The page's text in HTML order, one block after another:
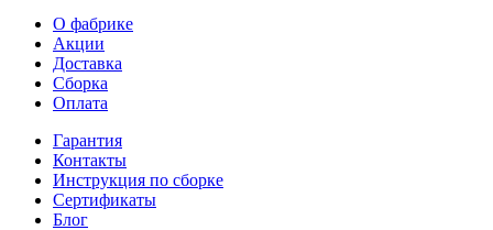
О фабрике
Акции
Доставка
Сборка
Оплата
Гарантия
Контакты
Инструкция по сборке
Сертификаты
Блог